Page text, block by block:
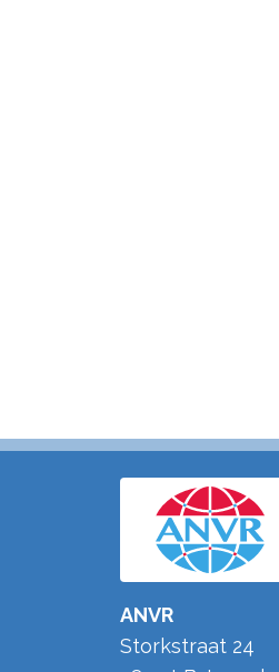
ANVR
Storkstraat 24